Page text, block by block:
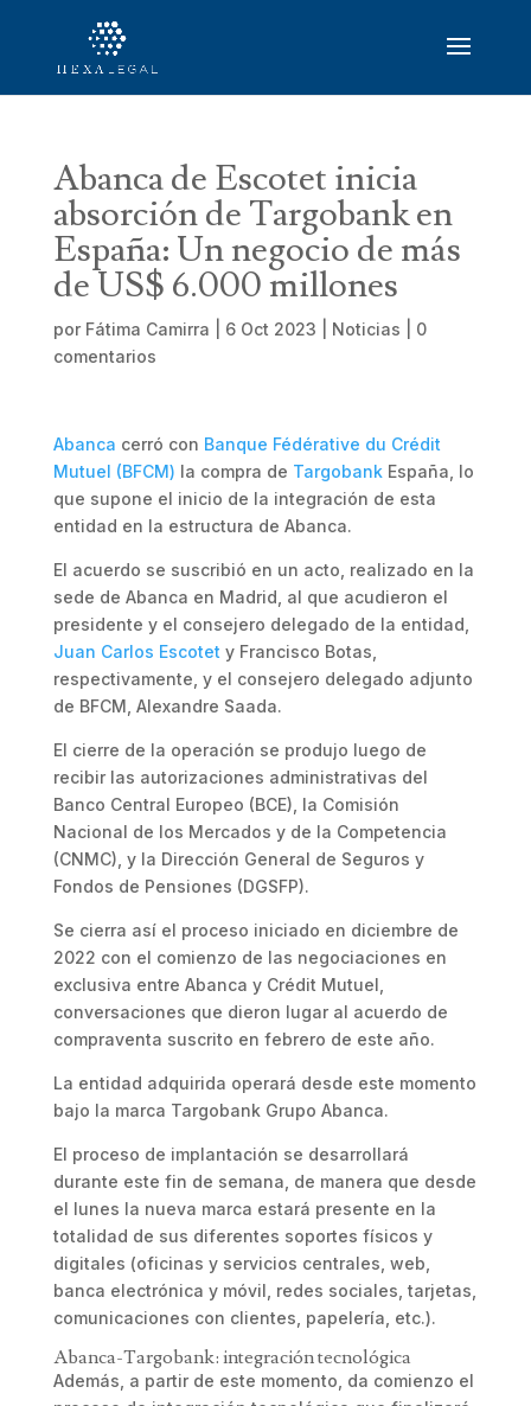
Abanca de Escotet inicia
absorción de Targobank en
España: Un negocio de más
de US$ 6.000 millones
por Fátima Camirra 6 Oct 2023 Noticias
0
comentarios
Abanca cerró con Banque Fédérative du Crédit
Mutuel (BFCM) la compra de TargobankEspaña, lo
que supone el inicio de la integración de esta
entidad en la estructura de Abanca.
El acuerdo se suscribió en un acto, realizado en la
sede de Abanca en Madrid, al que acudieron el
presidente y el consejero delegado de la entidad,
Juan Carlos Escotet y Francisco Botas,
respectivamente, y el consejero delegado adjunto
de BFCM, Alexandre Saada.
El cierre de la operación se produjo luego de
recibir las autorizaciones administrativas del
Banco Central Europeo (BCE), la Comisión
Nacional de los Mercados y de la Competencia
(CNMC), y la Dirección General de Seguros y
Fondos de Pensiones (DGSFP).
Se cierra así el proceso iniciado en diciembre de
2022 con el comienzo de las negociaciones en
exclusiva entre Abanca y Crédit Mutuel,
conversaciones que dieron lugar al acuerdo de
compraventa suscrito en febrero de este año.
La entidad adquirida operará desde este momento
bajo la marca Targobank Grupo Abanca.
El proceso de implantación se desarrollará
durante este fin de semana, de manera que desde
el lunes la nueva marca estará presente en la
totalidad de sus diferentes soportes físicos y
digitales (oficinas y servicios centrales, web,
banca electrónica y móvil, redes sociales, tarjetas,
comunicaciones con clientes, papelería, etc.).
Abanca-Targobank: integración tecnológica
Además, a partir de este momento, da comienzo el